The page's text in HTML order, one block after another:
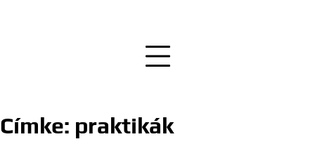
Címke: praktikák